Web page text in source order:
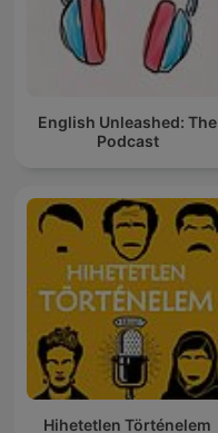
English Unleashed: The
Podcast
Hihetetlen Történelem